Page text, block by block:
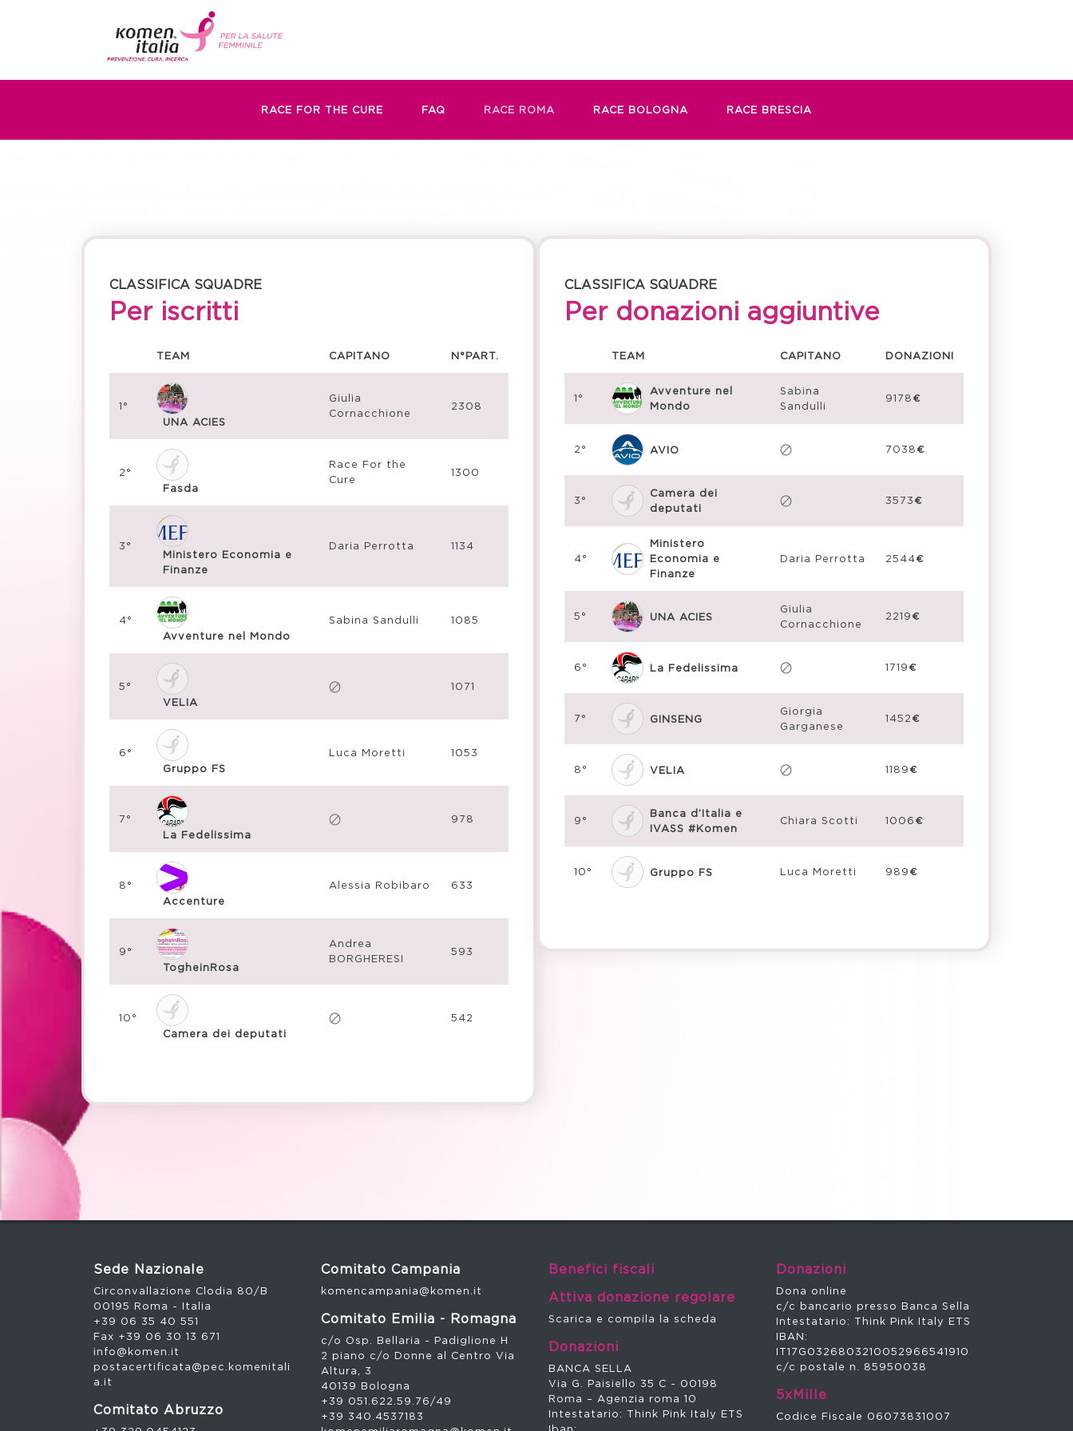
RACE FOR THE CURE FAQ RACE ROMA (CURRENT)RACE BOLOGNA RACE BRESCIA
CLASSIFICA SQUADRE
Per iscritti
TEAM CAPITANO N°PART.
1°
UNA ACIES
Giulia
Cornacchione
2308
2°
Fasda
Race For the
Cure
1300
3°
Ministero Economia e
Finanze
Daria Perrotta 1134
4°
Avventure nel Mondo
Sabina Sandulli 1085
5°
VELIA
1071
6°
Gruppo FS
Luca Moretti 1053
7°
La Fedelissima
978
8°
Accenture
Alessia Robibaro 633
9°
TogheinRosa
Andrea
BORGHERESI
593
10°
Camera dei deputati
542
CLASSIFICA SQUADRE
Per donazioni aggiuntive
TEAM CAPITANO DONAZIONI
1°
Avventure nel
Mondo
Sabina
Sandulli
9178€
2° AVIO 7038€
3°
Camera dei
deputati
3573€
4°
Ministero
Economia e
Finanze
Daria Perrotta 2544€
5° UNA ACIES
Giulia
Cornacchione
2219€
6° La Fedelissima 1719€
7° GINSENG
Giorgia
Garganese
1452€
8° VELIA 1189€
9°
Banca d’Italia e
IVASS #Komen
Chiara Scotti 1006€
10° Gruppo FS Luca Moretti 989€
Sede Nazionale
Circonvallazione Clodia 80/B
00195 Roma - Italia
+39 06 35 40 551
Fax +39 06 30 13 671
info@komen.it
postacertificata@pec.komenitali
a.it
Comitato Abruzzo
Comitato Campania
komencampania@komen.it
Comitato Emilia - Romagna
c/o Osp. Bellaria - Padiglione H
2 piano c/o Donne al Centro Via
Altura, 3
40139 Bologna
+39 051.622.59.76/49
+39 340.4537183
Benefici fiscali
Attiva donazione regolare
Scarica e compila la scheda
Donazioni
BANCA SELLA
Via G. Paisiello 35 C - 00198
Roma – Agenzia roma 10
Intestatario: Think Pink Italy ETS
Iban:
Donazioni
Dona online
c/c bancario presso Banca Sella
Intestatario: Think Pink Italy ETS
IBAN:
IT17G0326803210052966541910
c/c postale n. 85950038
5xMille
Codice Fiscale 06073831007